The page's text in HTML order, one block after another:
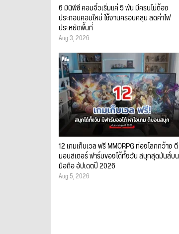
6 มินิพีซี คอมจิ๋วเริ่มแค่ 5 พัน มีครบไม่ต้อง
ประกอบคอมใหม่ ใช้งานครอบคลุม ลดค่าไฟ
ประหยัดพื้นที่
Aug 3, 2026
12 เกมเก็บเวล ฟรี MMORPG ท่องโลกกว้าง ตี
มอนสเตอร์ ฟาร์มของได้ทั้งวัน สนุกสุดมันส์บน
มือถือ อัปเดตปี 2026
Aug 5, 2026